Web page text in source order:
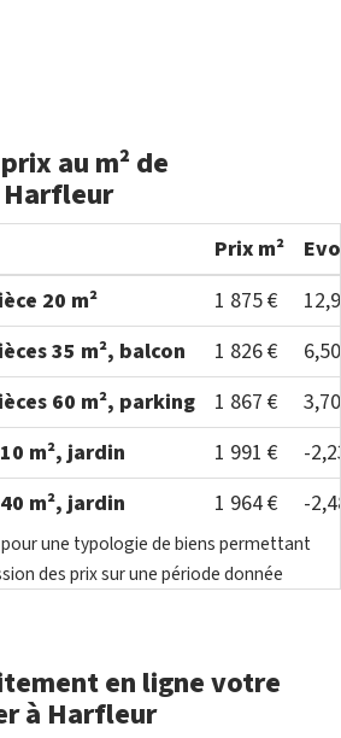
au m² de
Prix m²
20 m²
1 875 €
35 m², balcon
1 826 €
60 m², parking
1 867 €
m², jardin
1 991 €
-
m², jardin
1 964 € -
une typologie de biens permettant
des prix sur une période donnée
en ligne votre
à Harfleur